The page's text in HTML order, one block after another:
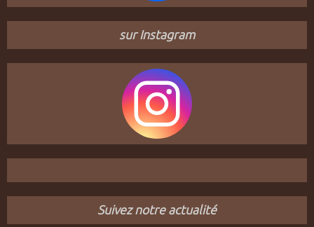
sur Instagram
Suivez notre actualité